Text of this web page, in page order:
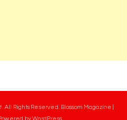
. All Rights Reserved. Blossom Magazine |
byWordPress